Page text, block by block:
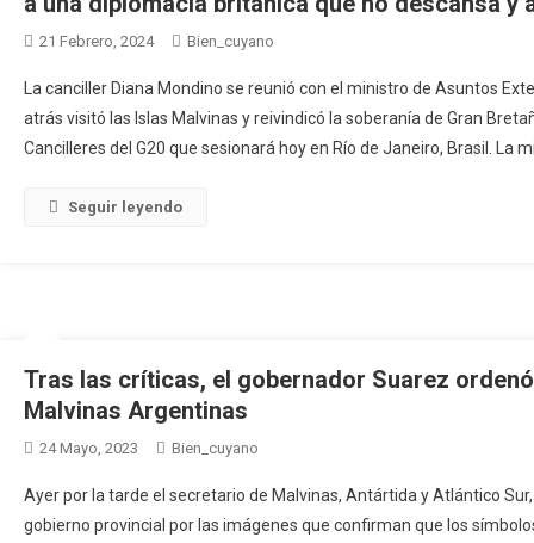
21 Febrero, 2024 Bien_cuyano
La canciller Diana Mondino se reunió con el ministro de Asuntos
atrás visitó las Islas Malvinas y reivindicó la soberanía de Gran
Cancilleres del G20 que sesionará hoy en Río de Janeiro, Brasil. La
Seguir leyendo
Tras las críticas, el gobernador Suarez
Malvinas Argentinas
24 Mayo, 2023 Bien_cuyano
Ayer por la tarde el secretario de Malvinas, Antártida y Atlántico
gobierno provincial por las imágenes que confirman que los